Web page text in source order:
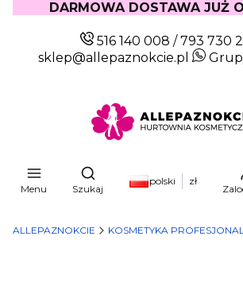
DARMOWA DOSTAWA JUŻ
516 140 008 /793 730
sklep@allepaznokcie.pl
Menu
Otwórz wyszukiwarkę
Szukaj
polski zł
ALLEPAZNOKCIE KOSMETYKA